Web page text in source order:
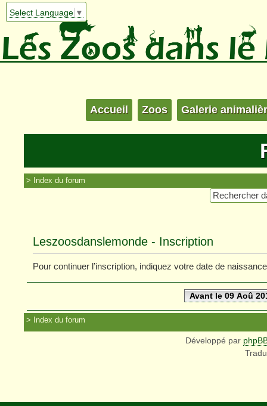
Select Language ▼
Accueil Zoos Galerie
Index du forum
Leszoosdanslemonde - Inscription
Pour continuer l’inscription, indiquez votre date de
Avant le 09 Aoû
Index du forum
Développé par